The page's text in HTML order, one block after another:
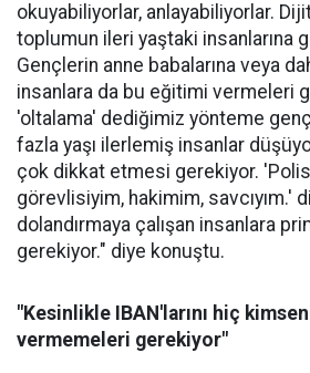
okuyabiliyorlar, anlayabiliyorlar.
toplumun ileri yaştaki insanlarına
Gençlerin anne babalarına veya
insanlara da bu eğitimi vermeleri
'oltalama' dediğimiz yönteme
fazla yaşı ilerlemiş insanlar
çok dikkat etmesi gerekiyor.
görevlisiyim, hakimim, savcıyım.'
dolandırmaya çalışan insanlara
gerekiyor." diye konuştu.
"Kesinlikle IBAN'larını hiç
vermemeleri gerekiyor"